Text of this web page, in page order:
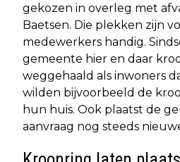
gekozen in overleg met
Baetsen. Die plekken zijn
medewerkers handig.
gemeente hier en daar
weggehaald als inwoners
wilden bijvoorbeeld de
hun huis. Ook plaatst de
aanvraag nog steeds